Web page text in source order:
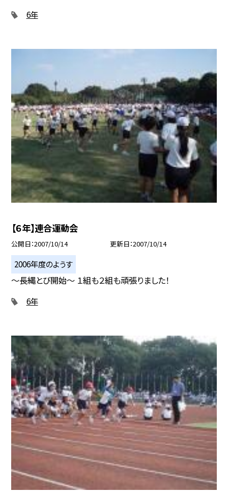
6年
【６年】連合運動会
公開日 2007/10/14 更新日 2007/10/14
2006年度のようす
〜長縄とび開始〜 １組も２組も頑張りました！
6年